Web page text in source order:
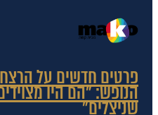
פרטים חדשים על
הנופש: "הם היו
שניצלים"